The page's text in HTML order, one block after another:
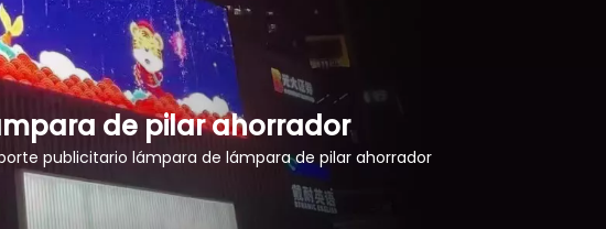
de pilar ahorrador
publicitario lámpara de lámpara de pilar ahorrador